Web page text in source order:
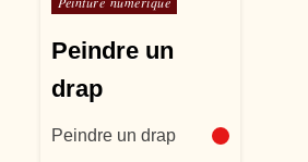
Peindre un
drap
Peindre un drap